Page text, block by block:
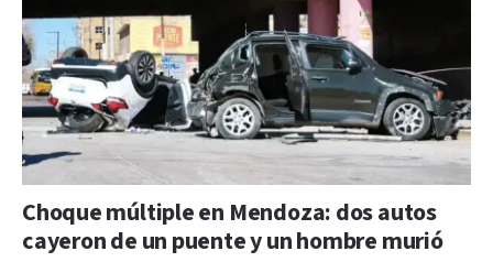
Choque múltiple en Mendoza: dos autos
cayeron de un puente y un hombre murió